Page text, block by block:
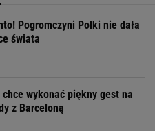
Pogromczyni Polki nie dała
świata
wykonać piękny gest na
z Barceloną